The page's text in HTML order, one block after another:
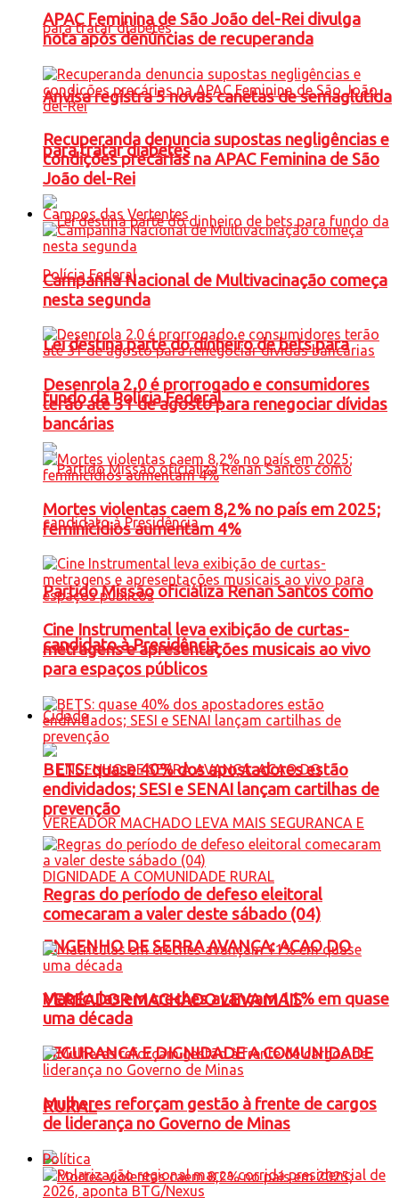
Anvisa registra 5 novas canetas de semaglutida
para tratar diabetes
Lei destina parte do dinheiro de bets para
fundo da Polícia Federal
Partido Missão oficializa Renan Santos como
candidato à Presidência
Cidade
ENGENHO DE SERRA AVANÇA: ACAO DO
VEREADOR MACHADO LEVA MAIS
SEGURANCA E DIGNIDADE A COMUNIDADE
RURAL
APAC Feminina de São João del-Rei divulga
nota após denúncias de recuperanda
Recuperanda denuncia supostas negligências e
condições precárias na APAC Feminina de São
João del-Rei
Campos das Vertentes
Campanha Nacional de Multivacinação começa
nesta segunda
Desenrola 2.0 é prorrogado e consumidores
terão até 31 de agosto para renegociar dívidas
bancárias
Mortes violentas caem 8,2% no país em 2025;
feminicídios aumentam 4%
Cine Instrumental leva exibição de curtas-
metragens e apresentações musicais ao vivo
para espaços públicos
BETS: quase 40% dos apostadores estão
endividados; SESI e SENAI lançam cartilhas de
prevenção
Regras do período de defeso eleitoral
comecaram a valer deste sábado (04)
Matrículas em creches avançam 11% em quase
uma década
Mulheres reforçam gestão à frente de cargos
de liderança no Governo de Minas
Política